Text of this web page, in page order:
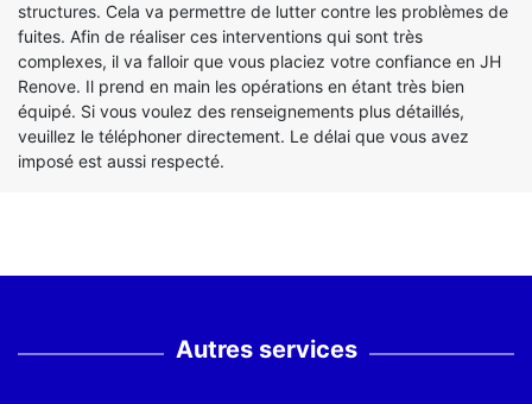
structures. Cela va permettre de lutter contre les problèmes de
fuites. Afin de réaliser ces interventions qui sont très
complexes, il va falloir que vous placiez votre confiance en JH
Renove. Il prend en main les opérations en étant très bien
équipé. Si vous voulez des renseignements plus détaillés,
veuillez le téléphoner directement. Le délai que vous avez
imposé est aussi respecté.
Autres services